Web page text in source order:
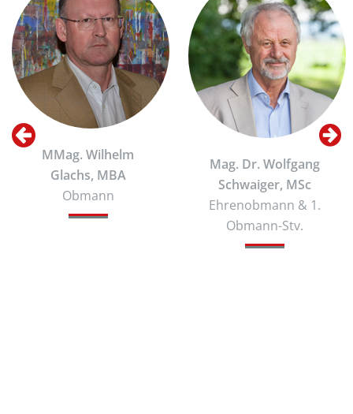
MMag. Wilhelm
Glachs, MBA
Obmann
Mag. Dr. Wolfgang
Schwaiger, MSc
Ehrenobmann & 1.
Obmann-Stv.